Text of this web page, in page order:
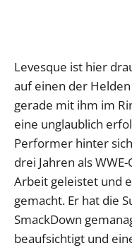
Levesque ist hier
auf einen der
gerade mit ihm im
eine unglaublich
Performer hinter
drei Jahren als
Arbeit geleistet und
gemacht. Er hat die
SmackDown
beaufsichtigt und